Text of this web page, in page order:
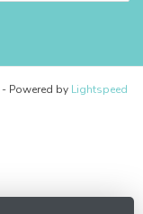
- Powered by Lightspeed